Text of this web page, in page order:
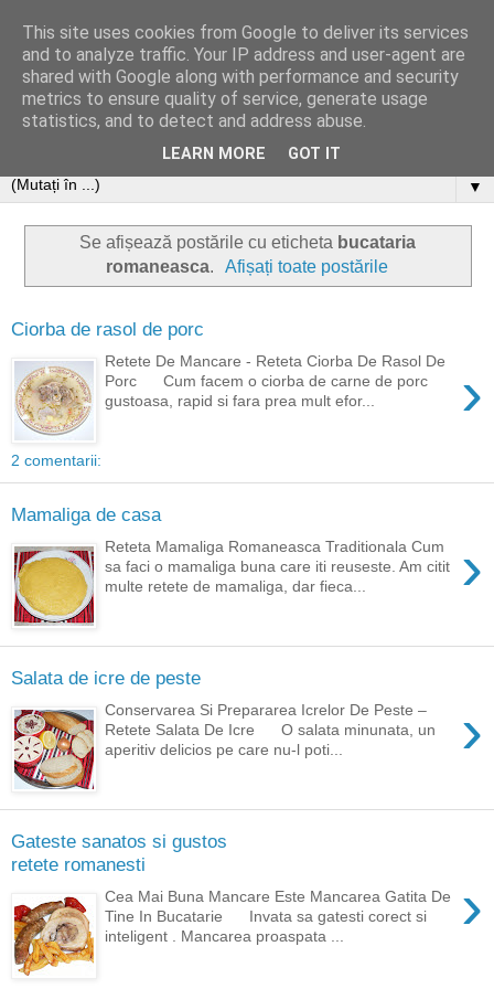
▼
Se afișează postările cu eticheta bucataria
romaneasca. Afișați toate postările
Ciorba de rasol de porc
›
Retete De Mancare - Reteta Ciorba De Rasol De
Porc Cum facem o ciorba de carne de porc
gustoasa, rapid si fara prea mult efor...
2 comentarii:
Mamaliga de casa
›
Reteta Mamaliga Romaneasca Traditionala Cum
sa faci o mamaliga buna care iti reuseste. Am citit
multe retete de mamaliga, dar fieca...
Salata de icre de peste
›
Conservarea Si Prepararea Icrelor De Peste –
Retete Salata De Icre O salata minunata, un
aperitiv delicios pe care nu-l poti...
Gateste sanatos si gustos
retete romanesti
›
Cea Mai Buna Mancare Este Mancarea Gatita De
Tine In Bucatarie Invata sa gatesti corect si
inteligent . Mancarea proaspata ...
This site uses cookies from Google to deliver its services
and to analyze traffic. Your IP address and user-agent are
shared with Google along with performance and security
metrics to ensure quality of service, generate usage
statistics, and to detect and address abuse.
LEARN MORE GOT IT